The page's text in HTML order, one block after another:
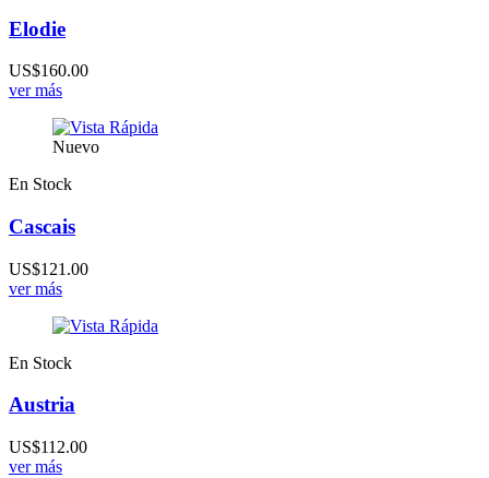
Elodie
US$160.00
ver más
Nuevo
En Stock
Cascais
US$121.00
ver más
En Stock
Austria
US$112.00
ver más